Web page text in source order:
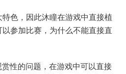
色，因此沐瞳在游戏中直接植
参加比赛，为什么不能直接直
性的问题，在游戏中可以直接